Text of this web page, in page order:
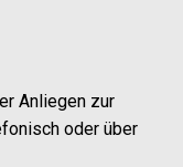
Anliegen zur
oder über